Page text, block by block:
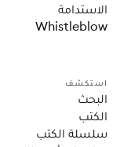
الاستدامة
Whistleblow
استكشف
البحث
الكتب
سلسلة الكتب